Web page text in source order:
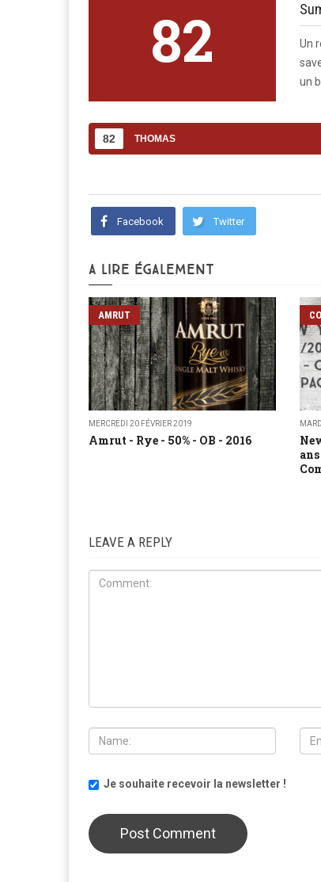
82
Un
un
82 THOMAS
Facebook Twitter
A LIRE ÉGALEMENT
AMRUT
MERCREDI 20 FÉVRIER 2019
Amrut - Rye - 50% - OB - 2016
LEAVE A REPLY
Je souhaite recevoir la newsletter !